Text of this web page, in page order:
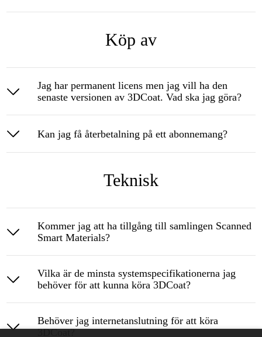
Köp av
Jag har permanent licens men jag vill ha den
senaste versionen av 3DCoat. Vad ska jag göra?
Kan jag få återbetalning på ett abonnemang?
Teknisk
Kommer jag att ha tillgång till samlingen Scanned
Smart Materials?
Vilka är de minsta systemspecifikationerna jag
behöver för att kunna köra 3DCoat?
Behöver jag internetanslutning för att köra
3DCoat?